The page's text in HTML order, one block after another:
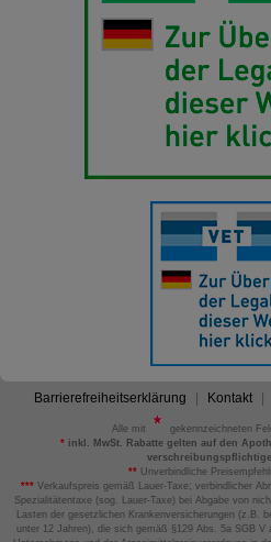
Barrierefreiheitserklärung Kontakt
Alle mit
gekennzeichneten
*inkl. MwSt. Rabatte gelten auf den
verschreibungspflichtige
** Unverbindliche
*** Verkaufspreis gemäß Lauer-Taxe; verbindlicher
Spezialitätentaxe (sog. Lauer-Taxe) bei Abgabe von
Lasten der gesetzlichen Krankenversicherungen (z.B.
unter 12 Jahren), die sich gemäß §129 Abs. 5a SGB